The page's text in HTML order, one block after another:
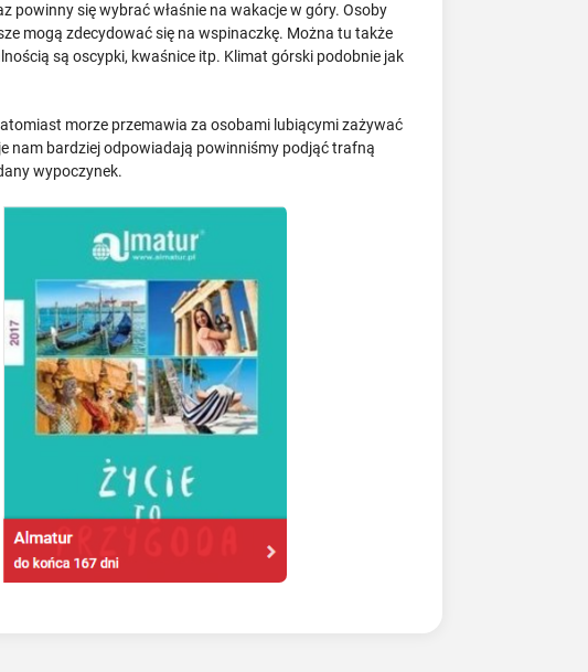
powinny się wybrać właśnie na wakacje w góry. Osoby
mogą zdecydować się na wspinaczkę. Można tu także
są oscypki, kwaśnice itp. Klimat górski podobnie jak
morze przemawia za osobami lubiącymi zażywać
nam bardziej odpowiadają powinniśmy podjąć trafną
wypoczynek.